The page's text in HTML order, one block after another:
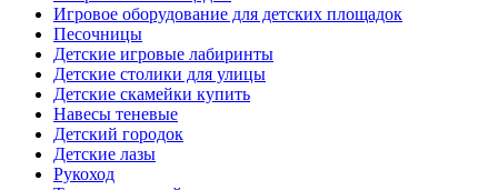
Игровое оборудование для детских площадок
Песочницы
Детские игровые лабиринты
Детские столики для улицы
Детские скамейки купить
Навесы теневые
Детский городок
Детские лазы
Рукоход